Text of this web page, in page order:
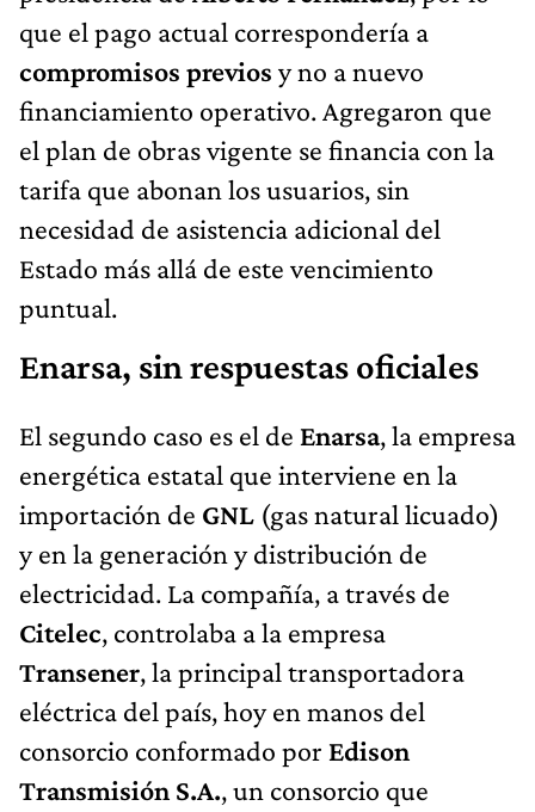
que el pago actual correspondería a
compromisos previos y no a nuevo
financiamiento operativo. Agregaron que
el plan de obras vigente se financia con la
tarifa que abonan los usuarios, sin
necesidad de asistencia adicional del
Estado más allá de este vencimiento
puntual.
Enarsa, sin respuestas oficiales
El segundo caso es el de Enarsa, la empresa
energética estatal que interviene en la
importación de GNL (gas natural licuado)
y en la generación y distribución de
electricidad. La compañía, a través de
Citelec, controlaba a la empresa
Transener, la principal transportadora
eléctrica del país, hoy en manos del
consorcio conformado por Edison
Transmisión S.A., un consorcio que